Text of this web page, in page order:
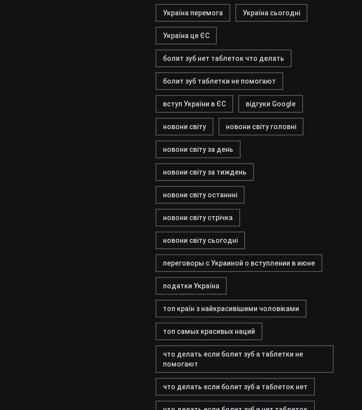
Україна перемога Україна сьогодні
Україна це ЄС
болит зуб нет таблеток что делать
болит зуб таблетки не помогают
вступ України в ЄС відгуки Google
новони світу новони світу головні
новони світу за день
новони світу за тиждень
новони світу останнні
новони світу стрічка
новони світу сьогодні
переговоры с Украиной о вступлении в июне
податки Україна
топ країн з найкрасивішими чоловіками
топ самых красивых наций
что делать если болит зуб а таблетки не
помогают
что делать если болит зуб а таблеток нет